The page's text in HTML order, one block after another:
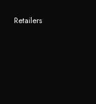
Retailers